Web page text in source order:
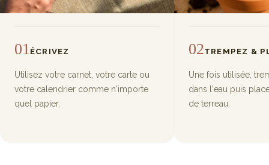
01ÉCRIVEZ
Utilisez votre carnet, votre carte ou
votre calendrier comme n'importe
quel papier.
02TREMPEZ &
Une fois utilisée,
dans l'eau puis
de terreau.